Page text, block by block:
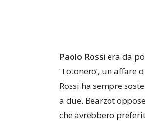
Paolo Rossi era da
‘Totonero’, un affare
Rossi ha sempre
a due. Bearzot
che avrebbero